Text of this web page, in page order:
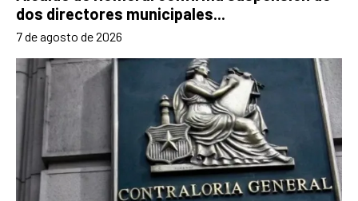
dos directores municipales...
7 de agosto de 2026